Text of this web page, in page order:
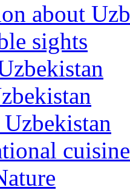
about
sights
cuisine